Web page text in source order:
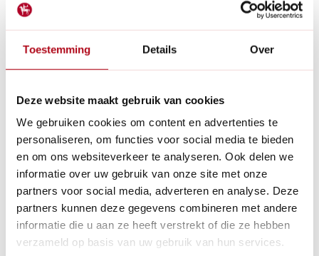
Toestemming Details Over
Deze website maakt gebruik van cookies
We gebruiken cookies om content en advertenties te
personaliseren, om functies voor social media te bieden
en om ons websiteverkeer te analyseren. Ook delen we
informatie over uw gebruik van onze site met onze
partners voor social media, adverteren en analyse. Deze
partners kunnen deze gegevens combineren met andere
informatie die u aan ze heeft verstrekt of die ze hebben
verzameld op basis van uw gebruik van hun services.
Levertijd: 1 - 2 werkdagen
De 4Rain Slim wandtank is een grote regenton met een inhoud
van 650 liter in de kleur beige. Standaard geleverd met
Lees meer
Betaal achteraf met Riverty.
Groot transport:
De verzendkosten zijn €14,95 in
Nederland en €35,- in België.
14 dagen bedenktijd
Al28 jaarde tuinspecialist voor tuinliefhebbers
Nieuw:Haal je bestelling in Wilnis bij ons op!
Stel een vraag over dit product